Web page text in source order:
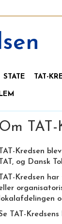
STATE TAT-
Om TAT-
TAT-Kredsen
TAT, og Dansk
TAT-Kredsen
lokalafdelingen
TAT-